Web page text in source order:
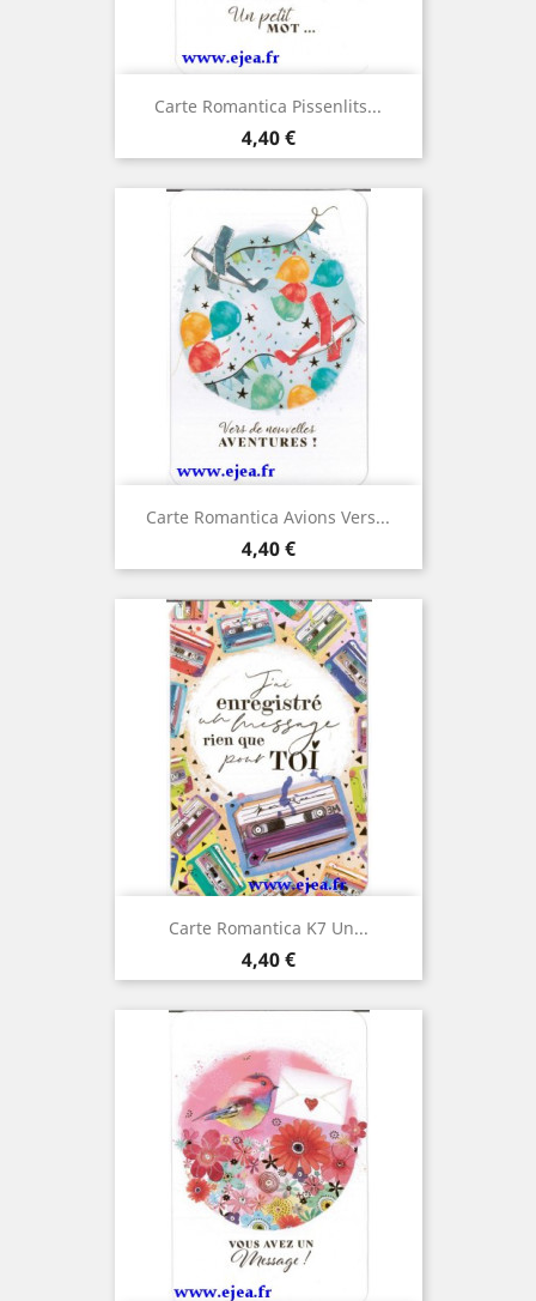
Carte Romantica Pissenlits...
Prix
4,40 €
Carte Romantica Avions Vers...
Prix
4,40 €
Carte Romantica K7 Un...
Prix
4,40 €